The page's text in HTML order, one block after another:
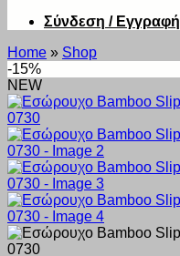
Σύνδεση / Εγγραφή
Home » Shop
-15%
NEW